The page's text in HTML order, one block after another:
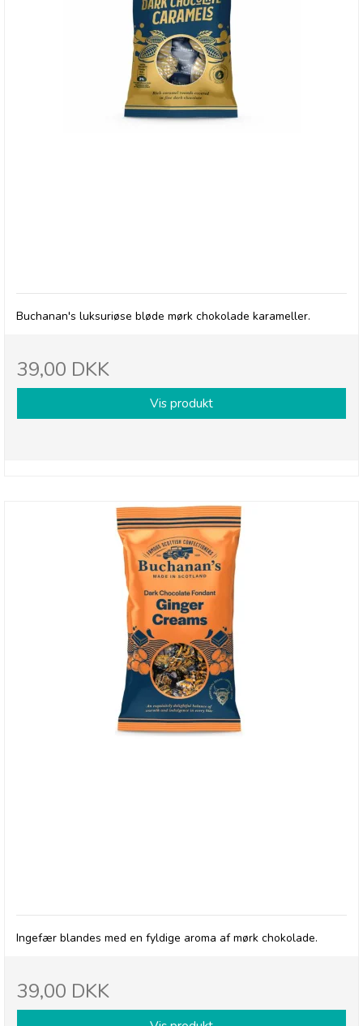
Buchanan's luksuriøse bløde mørk chokolade karameller.
39,00 DKK
Vis produkt
Ingefær blandes med en fyldige aroma af mørk chokolade.
39,00 DKK